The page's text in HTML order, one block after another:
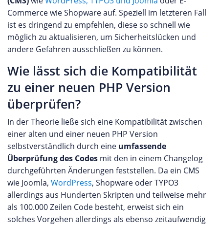
Commerce wie Shopware auf. Speziell im letzteren Fall
ist es dringend zu empfehlen, diese so schnell wie
möglich zu aktualisieren, um Sicherheitslücken und
andere Gefahren ausschließen zu können.
Wie lässt sich die Kompatibilität
zu einer neuen PHP Version
überprüfen?
In der Theorie ließe sich eine Kompatibilität zwischen
einer alten und einer neuen PHP Version
selbstverständlich durch eine umfassende
Überprüfung des Codes mit den in einem Changelog
durchgeführten Änderungen feststellen. Da ein CMS
wie Joomla, WordPress, Shopware oder TYPO3
allerdings aus Hunderten Skripten und teilweise mehr
als 100.000 Zeilen Code besteht, erweist sich ein
solches Vorgehen allerdings als ebenso zeitaufwendig